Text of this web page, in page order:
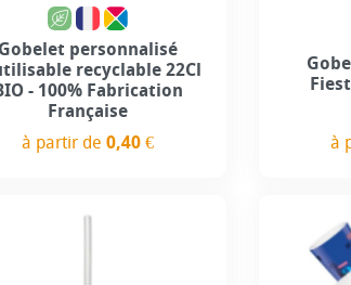
personnalisé
recyclable 22Cl
- 100% Fabrication
Française
à partir de0,40 €
à